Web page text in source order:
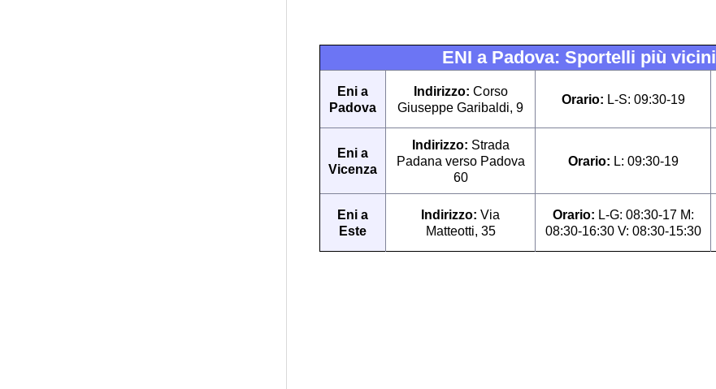
ENI a Padova: Sportelli più vicini
Eni a
Padova
Indirizzo: Corso
Giuseppe Garibaldi, 9
Orario: L-S: 09:30-19
Eni a
Vicenza
Indirizzo: Strada
Padana verso Padova
60
Orario: L: 09:30-19
Eni a
Este
Indirizzo: Via
Matteotti, 35
Orario: L-G: 08:30-17 M:
08:30-16:30 V: 08:30-15:30